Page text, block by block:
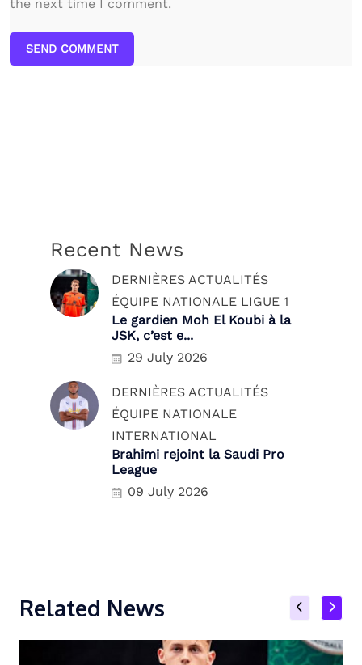
the next time I comment.
SEND COMMENT
Recent News
DERNIÈRES ACTUALITÉS
ÉQUIPE NATIONALE LIGUE 1
Le gardien Moh El Koubi à la
JSK, c’est e...
29 July 2026
DERNIÈRES ACTUALITÉS
ÉQUIPE NATIONALE
INTERNATIONAL
Brahimi rejoint la Saudi Pro
League
09 July 2026
Related News